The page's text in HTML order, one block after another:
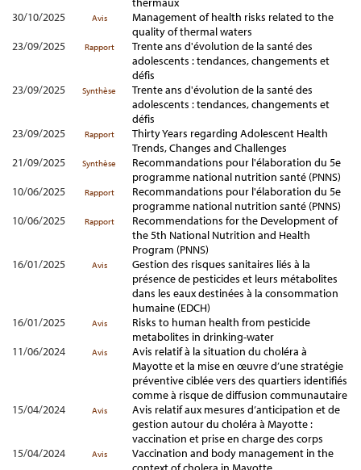
30/10/2025
Avis
Management of health risks related to the
quality of thermal waters
23/09/2025
Rapport
Trente ans d'évolution de la santé des
adolescents : tendances, changements et
défis
23/09/2025
Synthèse
Trente ans d'évolution de la santé des
adolescents : tendances, changements et
défis
23/09/2025
Rapport
Thirty Years regarding Adolescent Health
Trends, Changes and Challenges
21/09/2025
Synthèse
Recommandations pour l'élaboration du 5e
programme national nutrition santé (PNNS)
10/06/2025
Rapport
Recommandations pour l'élaboration du 5e
programme national nutrition santé (PNNS)
10/06/2025
Rapport
Recommendations for the Development of
the 5th National Nutrition and Health
Program (PNNS)
16/01/2025
Avis
Gestion des risques sanitaires liés à la
présence de pesticides et leurs métabolites
dans les eaux destinées à la consommation
humaine (EDCH)
16/01/2025
Avis
Risks to human health from pesticide
metabolites in drinking-water
11/06/2024
Avis
Avis relatif à la situation du choléra à
Mayotte et la mise en œuvre d’une stratégie
préventive ciblée vers des quartiers identifiés
comme à risque de diffusion communautaire
15/04/2024
Avis
Avis relatif aux mesures d’anticipation et de
gestion autour du choléra à Mayotte :
vaccination et prise en charge des corps
15/04/2024
Avis
Vaccination and body management in the